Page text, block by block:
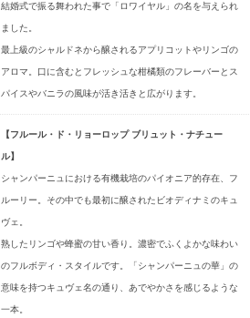
結婚式で振る舞われた事で「ロワイヤル」の名を与えられ
ました。
最上級のシャルドネから醸されるアプリコットやリンゴの
アロマ。口に含むとフレッシュな柑橘類のフレーバーとス
パイスやバニラの風味が活き活きと広がります。
【フルール・ド・リョーロップ ブリュット・ナチュー
ル】
シャンパーニュにおける有機栽培のパイオニア的存在、フ
ルーリー。その中でも最初に醸されたビオディナミのキュ
ヴェ。
熟したリンゴや蜂蜜の甘い香り。濃密でふくよかな味わい
のフルボディ・スタイルです。「シャンパーニュの華」の
意味を持つキュヴェ名の通り、あでやかさを感じるような
一本。